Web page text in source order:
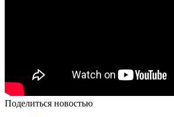
Поделиться новостью